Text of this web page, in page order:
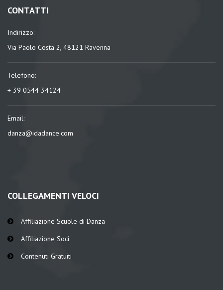
CONTATTI
Indirizzo:
Via Paolo Costa 2, 48121 Ravenna
Telefono:
+ 39 0544 34124
Email:
danza@idadance.com
COLLEGAMENTI VELOCI
Affiliazione Scuole di Danza
Affiliazione Soci
Contenuti Gratuiti